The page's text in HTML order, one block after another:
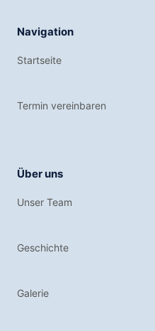
Navigation
Startseite
Termin vereinbaren
Über uns
Unser Team
Geschichte
Galerie